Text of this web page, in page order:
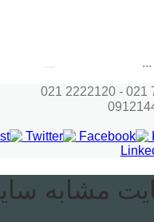
مشابه